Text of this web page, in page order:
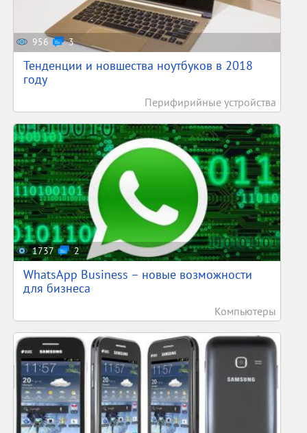
956 3
Тенденции и новшества ноутбуков в 2018
году
Перифирийные устройства
1737 2
WhatsApp Business – новые возможности
для бизнеса
Компьютеры